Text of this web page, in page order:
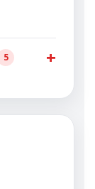
5